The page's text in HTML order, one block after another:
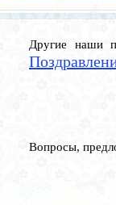
Другие наши
Вопросы,